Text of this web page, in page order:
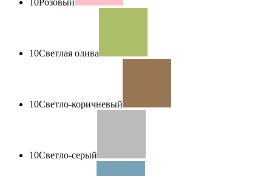
10Розовый
10Светлая олива
10Светло-коричневый
10Светло-серый